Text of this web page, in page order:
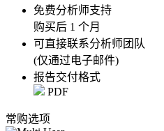
免费分析师支持
购买后 1 个月
可直接联系分析师团队
(仅通过电子邮件)
报告交付格式
PDF
常购选项